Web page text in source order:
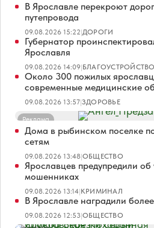
В Ярославле перекроют
путепровода
09.08.2026 15:22|ДОРОГИ
Губернатор
Ярославля
09.08.2026 14:09|БЛАГОУСТРОЙСТВО
Около 300 пожилых
современные медицинские
09.08.2026 13:57|ЗДОРОВЬЕ
Реклама
Дома в рыбинском поселке
сетям
09.08.2026 13:48|ОБЩЕСТВО
Ярославцев предупредили
мошенниках
09.08.2026 13:14|КРИМИНАЛ
В Ярославле наградили
09.08.2026 12:53|ОБЩЕСТВО